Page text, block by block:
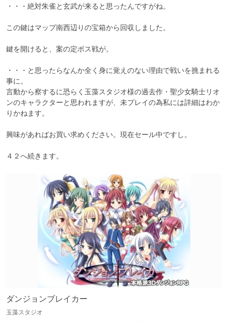
・・・絶対朱雀と玄武が来ると思ったんですがね。
この鍵はマップ南西辺りの宝箱から回収しました。
鍵を開けると、案の定ボス戦が。
・・・と思ったらなんか全く身に覚えのない理由で戦いを挑まれる
事に。
言動から察するに恐らく玉藻スタジオ様の過去作・聖少女騎士リオ
ンのキャラクターと思われますが、未プレイの為私には詳細はわか
りかねます。
興味があればお買い求めください。現在セール中ですし。
４２へ続きます。
ダンジョンブレイカー
玉藻スタジオ